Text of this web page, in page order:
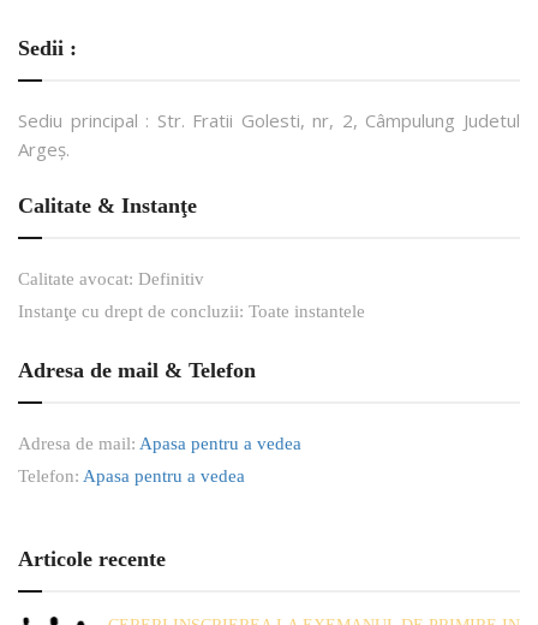
Sedii :
Sediu principal : Str. Fratii Golesti, nr, 2, Câmpulung Judetul
Argeș.
Calitate & Instanţe
Calitate avocat: Definitiv
Instanţe cu drept de concluzii: Toate instantele
Adresa de mail & Telefon
Adresa de mail: Apasa pentru a vedea
Telefon: Apasa pentru a vedea
Articole recente